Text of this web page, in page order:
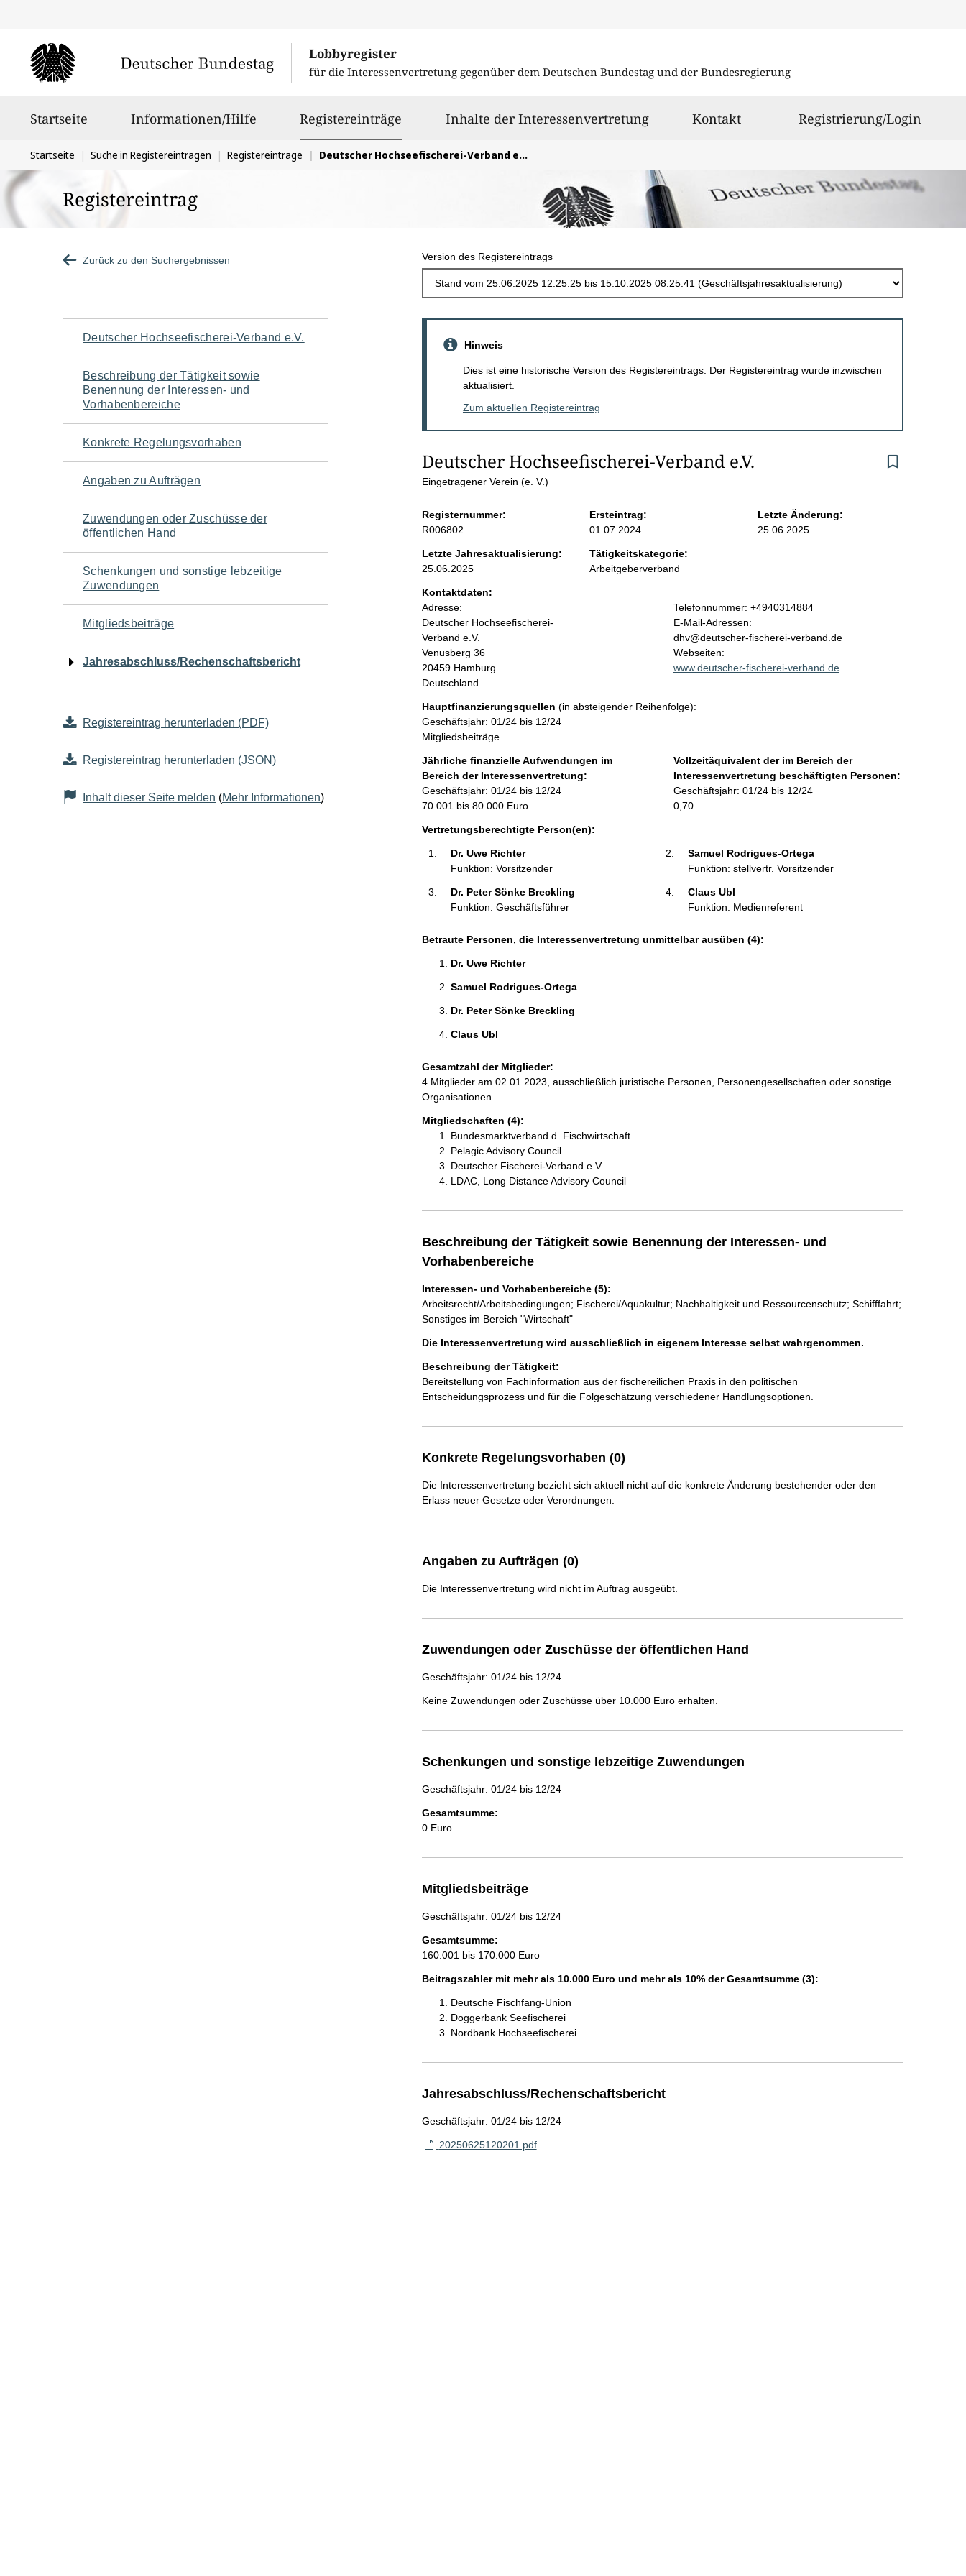
Lobbyregister
für die Interessenvertretung gegenüber dem Deutschen Bundestag und der Bundesregierung
Startseite Informationen/Hilfe Registereinträge ausgewähltInhalte der Interessenvertretung Kontakt Registrierung/Login
Sie
befinden
sich
hier:
Startseite Suche in Registereinträgen Registereinträge Deutscher Hochseefischerei-Verband e.V.
Registereintrag
Zurück zu den Suchergebnissen Version des Registereintrags
Navigation
für
den
Seiteninhalt
Deutscher Hochseefischerei-Verband e.V.
Beschreibung der Tätigkeit sowie
Benennung der Interessen- und
Vorhabenbereiche
Konkrete Regelungsvorhaben
Angaben zu Aufträgen
Zuwendungen oder Zuschüsse der
öffentlichen Hand
Schenkungen und sonstige lebzeitige
Zuwendungen
Mitgliedsbeiträge
Jahresabschluss/Rechenschaftsbericht
Registereintrag herunterladen (PDF)
Registereintrag herunterladen (JSON)
Inhalt dieser Seite melden (Mehr Informationen)
e
n
i
n
h
a
l
t
Hinweis
Dies ist eine historische Version des Registereintrags. Der Registereintrag wurde inzwischen
aktualisiert.
Zum aktuellen Registereintrag
Deutscher Hochseefischerei-Verband e.V.
Eingetragener Verein (e. V.)
Registernummer:
R006802
Ersteintrag:
01.07.2024
Letzte Änderung:
25.06.2025
Letzte Jahresaktualisierung:
25.06.2025
Tätigkeitskategorie:
Arbeitgeberverband
Kontaktdaten:
Adresse:
Deutscher Hochseefischerei-
Verband e.V.
Venusberg 36
20459 Hamburg
Deutschland
K
o
n
t
a
i
o
r
m
a
n
Telefonnummer: +4940314884
E-Mail-Adressen:
dhv@deutscher-fischerei-verband.de
Webseiten:
www.deutscher-fischerei-verband.de
Hauptfinanzierungsquellen (in absteigender Reihenfolge):
Geschäftsjahr: 01/24 bis 12/24
Mitgliedsbeiträge
Jährliche finanzielle Aufwendungen im
Bereich der Interessenvertretung:
Geschäftsjahr: 01/24 bis 12/24
70.001 bis 80.000 Euro
Vollzeitäquivalent der im Bereich der
Interessenvertretung beschäftigten Personen:
Geschäftsjahr: 01/24 bis 12/24
0,70
Vertretungsberechtigte Person(en):
Dr. Uwe Richter
Funktion: Vorsitzender
Samuel Rodrigues-Ortega
Funktion: stellvertr. Vorsitzender
Dr. Peter Sönke Breckling
Funktion: Geschäftsführer
Claus Ubl
Funktion: Medienreferent
Betraute Personen, die Interessenvertretung unmittelbar ausüben (4):
Dr. Uwe Richter
Samuel Rodrigues-Ortega
Dr. Peter Sönke Breckling
Claus Ubl
Gesamtzahl der Mitglieder:
4 Mitglieder am 02.01.2023, ausschließlich juristische Personen, Personengesellschaften oder sonstige
Organisationen
Mitgliedschaften (4):
Bundesmarktverband d. Fischwirtschaft
Pelagic Advisory Council
Deutscher Fischerei-Verband e.V.
LDAC, Long Distance Advisory Council
Beschreibung der Tätigkeit sowie Benennung der Interessen- und
Vorhabenbereiche
Interessen- und Vorhabenbereiche (5):
Arbeitsrecht/Arbeitsbedingungen; Fischerei/Aquakultur; Nachhaltigkeit und Ressourcenschutz; Schifffahrt;
Sonstiges im Bereich "Wirtschaft"
Die Interessenvertretung wird ausschließlich in eigenem Interesse selbst wahrgenommen.
Beschreibung der Tätigkeit:
Bereitstellung von Fachinformation aus der fischereilichen Praxis in den politischen
Entscheidungsprozess und für die Folgeschätzung verschiedener Handlungsoptionen.
Konkrete Regelungsvorhaben (0)
Die Interessenvertretung bezieht sich aktuell nicht auf die konkrete Änderung bestehender oder den
Erlass neuer Gesetze oder Verordnungen.
Angaben zu Aufträgen (0)
Die Interessenvertretung wird nicht im Auftrag ausgeübt.
Zuwendungen oder Zuschüsse der öffentlichen Hand
Geschäftsjahr: 01/24 bis 12/24
Keine Zuwendungen oder Zuschüsse über 10.000 Euro erhalten.
Schenkungen und sonstige lebzeitige Zuwendungen
Geschäftsjahr: 01/24 bis 12/24
Gesamtsumme:
0 Euro
Mitgliedsbeiträge
Geschäftsjahr: 01/24 bis 12/24
Gesamtsumme:
160.001 bis 170.000 Euro
Beitragszahler mit mehr als 10.000 Euro und mehr als 10% der Gesamtsumme (3):
Deutsche Fischfang-Union
Doggerbank Seefischerei
Nordbank Hochseefischerei
Jahresabschluss/Rechenschaftsbericht
Geschäftsjahr: 01/24 bis 12/24
20250625120201.pdf